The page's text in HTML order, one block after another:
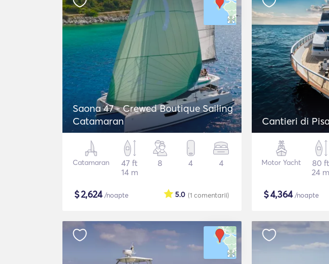
Saona 47 - Crewed Boutique Sailing
Catamaran
Catamaran
47 ft
14 m
8 4 4
$2,624/noapte (1 comentarii)
5.0
Cantieri di
Motor Yacht
80 ft
24 m
$4,364/noapte